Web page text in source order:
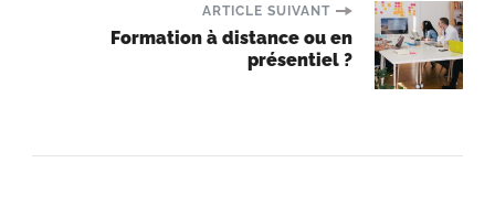
ARTICLE SUIVANT
Formation à distance ou en
présentiel ?